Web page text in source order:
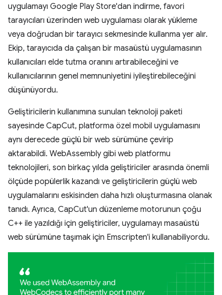
uygulamayı Google Play Store'dan indirme, favori
tarayıcıları üzerinden web uygulaması olarak yükleme
veya doğrudan bir tarayıcı sekmesinde kullanma yer alır.
Ekip, tarayıcıda da çalışan bir masaüstü uygulamasının
kullanıcıları elde tutma oranını artırabileceğini ve
kullanıcılarının genel memnuniyetini iyileştirebileceğini
düşünüyordu.
Geliştiricilerin kullanımına sunulan teknoloji paketi
sayesinde CapCut, platforma özel mobil uygulamasını
aynı derecede güçlü bir web sürümüne çevirip
aktarabildi. WebAssembly gibi web platformu
teknolojileri, son birkaç yılda geliştiriciler arasında önemli
ölçüde popülerlik kazandı ve geliştiricilerin güçlü web
uygulamalarını eskisinden daha hızlı oluşturmasına olanak
tanıdı. Ayrıca, CapCut'un düzenleme motorunun çoğu
C++ ile yazıldığı için geliştiriciler, uygulamayı masaüstü
web sürümüne taşımak için Emscripten'i kullanabiliyordu.